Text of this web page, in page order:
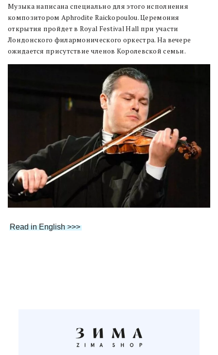
Музыка написана специально для этого исполнения
композитором Aphrodite Raickopoulou. Церемония
открытия пройдет в Royal Festival Hall при участи
Лондонского филармонического оркестра. На вечере
ожидается присутствие членов Королевской семьи.
Read in English >>>